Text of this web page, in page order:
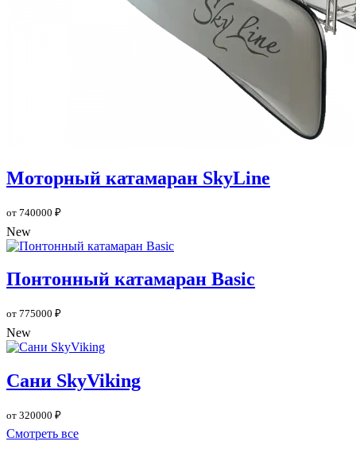
Моторный катамаран SkyLine
от 740000 ₽
New
Понтонный катамаран Basic
от 775000 ₽
New
Сани SkyViking
от 320000 ₽
Смотреть все